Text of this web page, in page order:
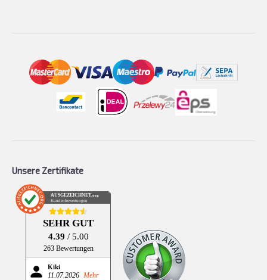
Unsere Zertifikate
AUSGEZEICHNET .org
Kundenbewertungen
SEHR GUT
4.39 / 5.00
263 Bewertungen
Kiki
11.07.2026 Mehr